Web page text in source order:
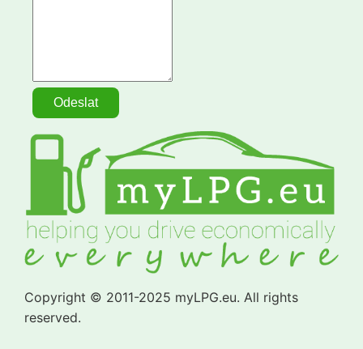
Copyright © 2011-2025 myLPG.eu. All rights
reserved.